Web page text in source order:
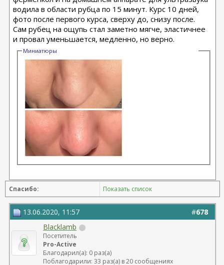
водила в области рубца по 15 минут. Курс 10 дней,
фото после первого курса, сверху до, снизу после.
Сам рубец на ощупь стал заметно мягче, эластичнее
и провал уменьшается, медленно, но верно.
Миниатюры
Спасибо: Показать список
#678
13.06.2020, 11:57
Blacklamb
Посетитель
Pro-Active
Благодарил(а): 0 раз(а)
Поблагодарили: 33 раз(а) в 20 сообщениях